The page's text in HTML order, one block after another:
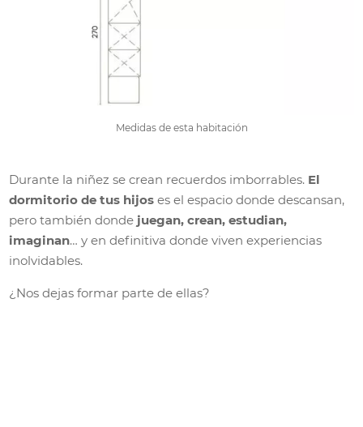
Medidas de esta habitación
Durante la niñez se crean recuerdos imborrables. El
dormitorio de tus hijos es el espacio donde descansan,
pero también donde juegan, crean, estudian,
imaginan… y en definitiva donde viven experiencias
inolvidables.
¿Nos dejas formar parte de ellas?